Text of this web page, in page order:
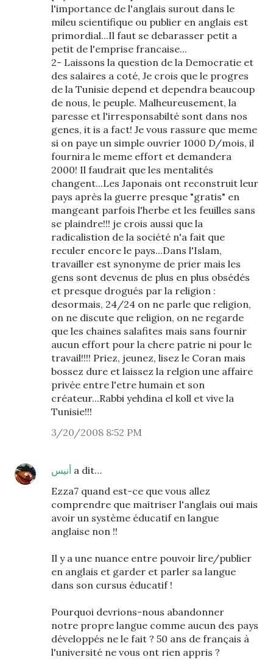
l'importance de l'anglais surout dans le
mileu scientifique ou publier en anglais est
primordial...Il faut se debarasser petit a
petit de l'emprise francaise...
2- Laissons la question de la Democratie et
des salaires a coté, Je crois que le progres
de la Tunisie depend et dependra beaucoup
de nous, le peuple. Malheureusement, la
paresse et l'irresponsabilté sont dans nos
genes, it is a fact! Je vous rassure que meme
si on paye un simple ouvrier 1000 D/mois, il
fournira le meme effort et demandera
2000! Il faudrait que les mentalités
changent...Les Japonais ont reconstruit leur
pays après la guerre presque "gratis" en
mangeant parfois l'herbe et les feuilles sans
se plaindre!!! je crois aussi que la
radicalistion de la société n'a fait que
reculer encore le pays...Dans l'Islam,
travailler est synonyme de prier mais les
gens sont devenus de plus en plus obsédés
et presque drogués par la religion :
desormais, 24/24 on ne parle que religion,
on ne discute que religion, on ne regarde
que les chaines salafites mais sans fournir
aucun effort pour la chere patrie ni pour le
travail!!!! Priez, jeunez, lisez le Coran mais
bossez dure et laissez la relgion une affaire
privée entre l'etre humain et son
créateur...Rabbi yehdina el koll et vive la
Tunisie!!!
3/20/2008 8:52 PM
أنيس a dit…
Ezza7 quand est-ce que vous allez
comprendre que maitriser l'anglais oui mais
avoir un système éducatif en langue
anglaise non !!
Il y a une nuance entre pouvoir lire/publier
en anglais et garder et parler sa langue
dans son cursus éducatif !
Pourquoi devrions-nous abandonner
notre propre langue comme aucun des pays
développés ne le fait ? 50 ans de français à
l'université ne vous ont rien appris ?